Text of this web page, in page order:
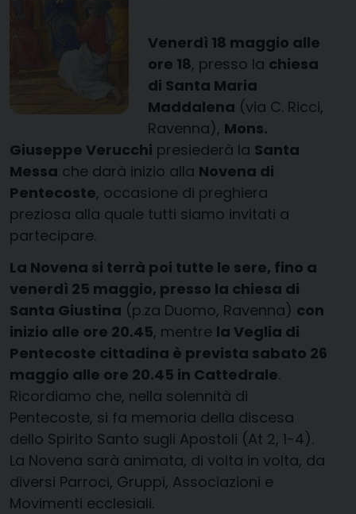
Venerdì 18 maggio alle
ore 18, presso la chiesa
di Santa Maria
Maddalena (via C. Ricci,
Ravenna), Mons.
Giuseppe Verucchi presiederà la Santa
Messa che darà inizio alla Novena di
Pentecoste, occasione di preghiera
preziosa alla quale tutti siamo invitati a
partecipare.
La Novena si terrà poi tutte le sere, fino a
venerdì 25 maggio, presso la chiesa di
Santa Giustina (p.za Duomo, Ravenna) con
inizio alle ore 20.45, mentre la Veglia di
Pentecoste cittadina è prevista sabato 26
maggio alle ore 20.45 in Cattedrale.
Ricordiamo che, nella solennità di
Pentecoste, si fa memoria della discesa
dello Spirito Santo sugli Apostoli (At 2, 1-4).
La Novena sarà animata, di volta in volta, da
diversi Parroci, Gruppi, Associazioni e
Movimenti ecclesiali.